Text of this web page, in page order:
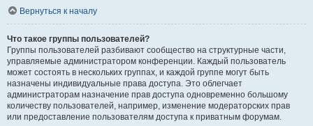
Вернуться к началу
Что такое группы пользователей?
Группы пользователей разбивают сообщество на структурные части,
управляемые администратором конференции. Каждый пользователь
может состоять в нескольких группах, и каждой группе могут быть
назначены индивидуальные права доступа. Это облегчает
администраторам назначение прав доступа одновременно большому
количеству пользователей, например, изменение модераторских прав
или предоставление пользователям доступа к приватным форумам.